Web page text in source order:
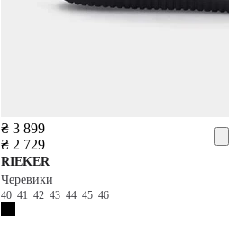
₴ 3 899
₴ 2 729
RIEKER
Черевики
40 41 42 43 44 45 46